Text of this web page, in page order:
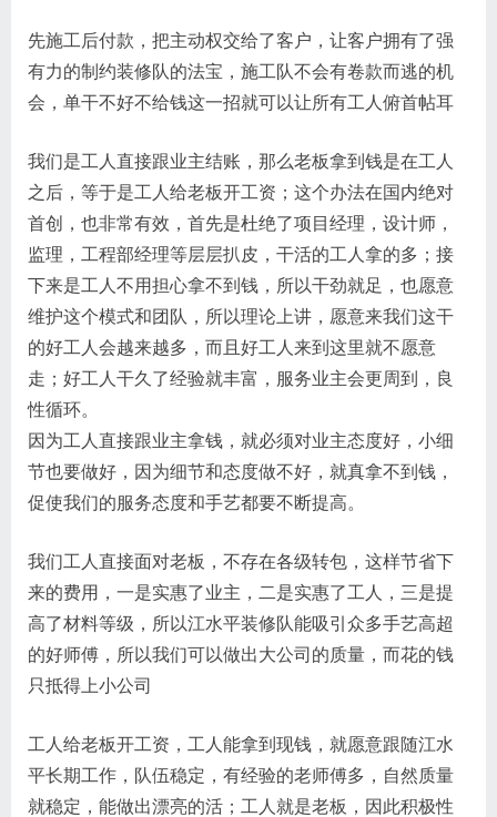
先施工后付款，把主动权交给了客户，让客户拥有了强
有力的制约装修队的法宝，施工队不会有卷款而逃的机
会，单干不好不给钱这一招就可以让所有工人俯首帖耳
我们是工人直接跟业主结账，那么老板拿到钱是在工人
之后，等于是工人给老板开工资；这个办法在国内绝对
首创，也非常有效，首先是杜绝了项目经理，设计师，
监理，工程部经理等层层扒皮，干活的工人拿的多；接
下来是工人不用担心拿不到钱，所以干劲就足，也愿意
维护这个模式和团队，所以理论上讲，愿意来我们这干
的好工人会越来越多，而且好工人来到这里就不愿意
走；好工人干久了经验就丰富，服务业主会更周到，良
性循环。
因为工人直接跟业主拿钱，就必须对业主态度好，小细
节也要做好，因为细节和态度做不好，就真拿不到钱，
促使我们的服务态度和手艺都要不断提高。
我们工人直接面对老板，不存在各级转包，这样节省下
来的费用，一是实惠了业主，二是实惠了工人，三是提
高了材料等级，所以江水平装修队能吸引众多手艺高超
的好师傅，所以我们可以做出大公司的质量，而花的钱
只抵得上小公司
工人给老板开工资，工人能拿到现钱，就愿意跟随江水
平长期工作，队伍稳定，有经验的老师傅多，自然质量
就稳定，能做出漂亮的活；工人就是老板，因此积极性